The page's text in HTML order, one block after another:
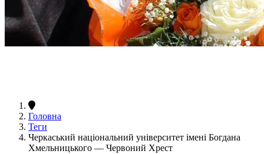
Головна
Теги
Черкаський національний університет імені Богдана
Хмельницького — Червоний Хрест